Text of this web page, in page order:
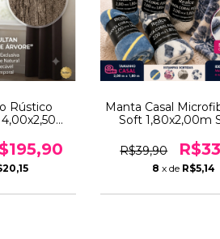
Rústico
de
Manta Casal
Soft 1,80x2,00m
R$39,90
8 x de R$5,14